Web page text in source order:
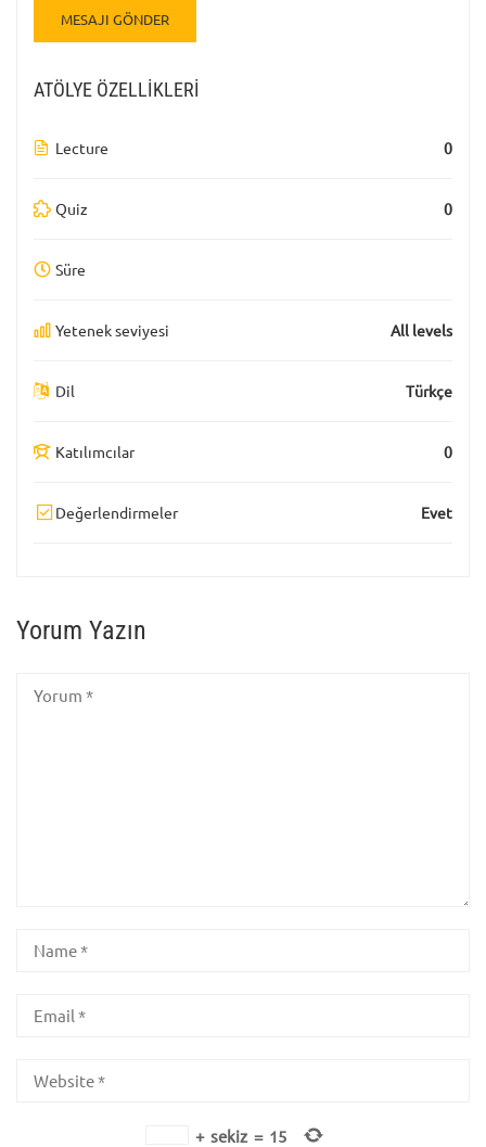
ATÖLYE ÖZELLIKLERI
Lecture 0
Quiz 0
Süre
Yetenek seviyesi All levels
Dil Türkçe
Katılımcılar 0
Değerlendirmeler Evet
Yorum Yazın
+ sekiz = 15